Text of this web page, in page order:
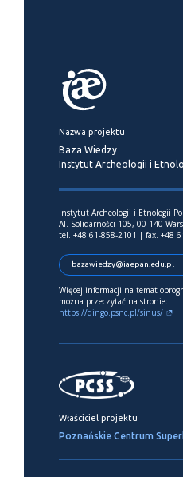
Nazwa projektu
Baza Wiedzy
Instytut Archeologii i
Instytut Archeologii i Etnologii
Al. Solidarności 105, 00-140
tel. +48 61-858-2101 | fax. +48
bazawiedzy@iaepan.edu.pl
Więcej informacji na temat
można przeczytać na stronie:
https://dingo.psnc.pl/sinus/
Właściciel projektu
Poznańskie Centrum